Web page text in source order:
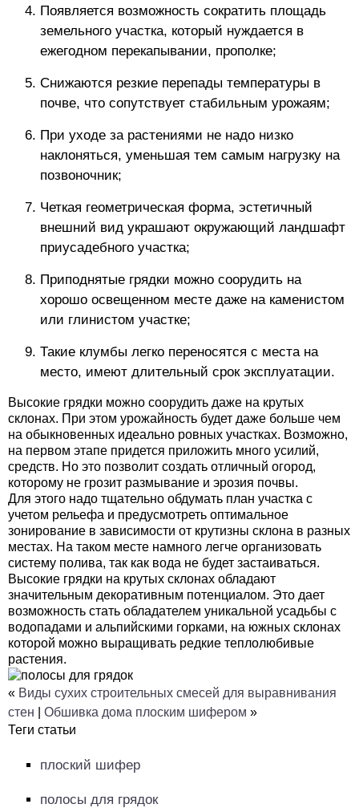
Появляется возможность сократить площадь
земельного участка, который нуждается в
ежегодном перекапывании, прополке;
Снижаются резкие перепады температуры в
почве, что сопутствует стабильным урожаям;
При уходе за растениями не надо низко
наклоняться, уменьшая тем самым нагрузку на
позвоночник;
Четкая геометрическая форма, эстетичный
внешний вид украшают окружающий ландшафт
приусадебного участка;
Приподнятые грядки можно соорудить на
хорошо освещенном месте даже на каменистом
или глинистом участке;
Такие клумбы легко переносятся с места на
место, имеют длительный срок эксплуатации.
Высокие грядки можно соорудить даже на крутых
склонах. При этом урожайность будет даже больше чем
на обыкновенных идеально ровных участках. Возможно,
на первом этапе придется приложить много усилий,
средств. Но это позволит создать отличный огород,
которому не грозит размывание и эрозия почвы.
Для этого надо тщательно обдумать план участка с
учетом рельефа и предусмотреть оптимальное
зонирование в зависимости от крутизны склона в разных
местах. На таком месте намного легче организовать
систему полива, так как вода не будет застаиваться.
Высокие грядки на крутых склонах обладают
значительным декоративным потенциалом. Это дает
возможность стать обладателем уникальной усадьбы с
водопадами и альпийскими горками, на южных склонах
которой можно выращивать редкие теплолюбивые
растения.
« Виды сухих строительных смесей для выравнивания
стен
Обшивка дома плоским шифером »
Теги статьи
плоский шифер
полосы для грядок